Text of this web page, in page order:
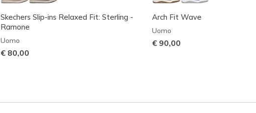
Skechers Slip-ins Relaxed Fit: Sterling -
Ramone
Uomo
€ 80,00
Arch Fit Wave
Uomo
€ 90,00